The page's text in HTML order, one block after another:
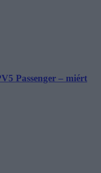
Passenger – miért